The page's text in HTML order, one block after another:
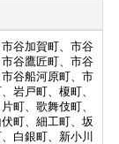
谷加賀町、市谷
谷鷹匠町、市谷
谷船河原町、市
岩戸町、榎町、
町、歌舞伎町、
町、細工町、坂
白銀町、新小川